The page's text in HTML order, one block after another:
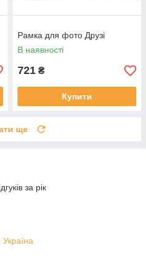
Рамка для фото Друзі
В наявності
721 ₴
Купити
ще
за рік